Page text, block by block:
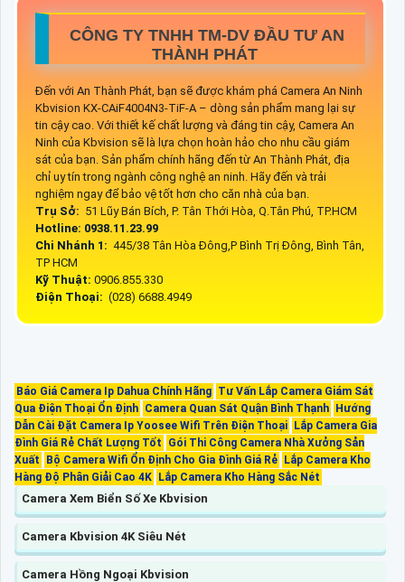
CÔNG TY TNHH TM-DV ĐẦU TƯ AN
THÀNH PHÁT
Đến với An Thành Phát, bạn sẽ được khám phá Camera An Ninh
Kbvision KX-CAiF4004N3-TiF-A – dòng sản phẩm mang lại sự
tin cậy cao. Với thiết kế chất lượng và đáng tin cậy, Camera An
Ninh của Kbvision sẽ là lựa chọn hoàn hảo cho nhu cầu giám
sát của bạn. Sản phẩm chính hãng đến từ An Thành Phát, địa
chỉ uy tín trong ngành công nghệ an ninh. Hãy đến và trải
nghiệm ngay để bảo vệ tốt hơn cho căn nhà của bạn.
Trụ Sở: 51 Lũy Bán Bích, P. Tân Thới Hòa, Q.Tân Phú, TP.HCM
Hotline: 0938.11.23.99
Chi Nhánh 1: 445/38 Tân Hòa Đông,P Bình Trị Đông, Bình Tân,
TP HCM
Kỹ Thuật: 0906.855.330
Điện Thoại: (028) 6688.4949
Báo Giá Camera Ip Dahua Chính Hãng Tư Vấn Lắp Camera Giám Sát
Qua Điện Thoại Ổn Định Camera Quan Sát Quận Bình Thạnh Hướng
Dẫn Cài Đặt Camera Ip Yoosee Wifi Trên Điện Thoại Lắp Camera Gia
Đình Giá Rẻ Chất Lượng Tốt
Gói Thi Công Camera Nhà Xưởng Sản
Xuất
Bộ Camera Wifi Ổn Định Cho Gia Đình Giá Rẻ Lắp Camera Kho
Hàng Độ Phân Giải Cao 4K Lắp Camera Kho Hàng Sắc Nét
Camera Xem Biển Số Xe Kbvision
Camera Kbvision 4K Siêu Nét
Camera Hồng Ngoại Kbvision